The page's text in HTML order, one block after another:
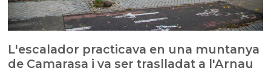
L'escalador practicava en una muntanya
de Camarasa i va ser traslladat a l'Arnau